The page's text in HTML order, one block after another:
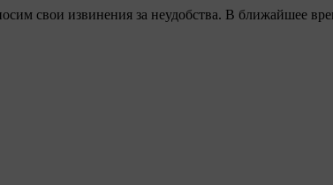
свои извинения за неудобства. В ближайшее